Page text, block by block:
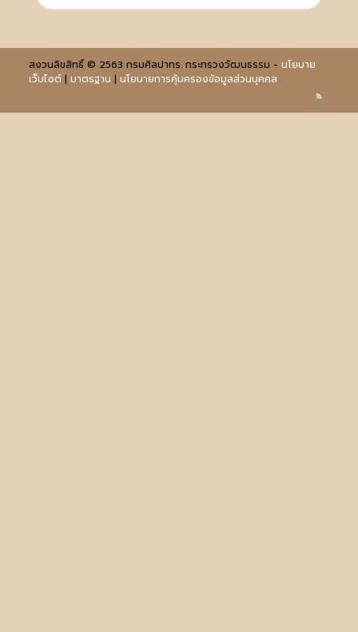
สงวนลิขสิทธิ์ © 2563 กรมศิลปากร. กระทรวงวัฒนธรรม - นโยบาย
เว็บไซต์| มาตรฐาน | นโยบายการคุ้มครองข้อมูลส่วนบุคคล